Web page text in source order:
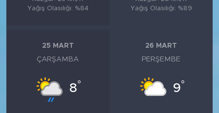
Yağış Olasılığı: %84
Yağış Olasılığı: %89
25 MART
ÇARŞAMBA
8°
26 MART
PERŞEMBE
9°